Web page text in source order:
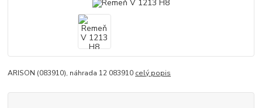
ARISON (083910), náhrada 12 083910 celý popis